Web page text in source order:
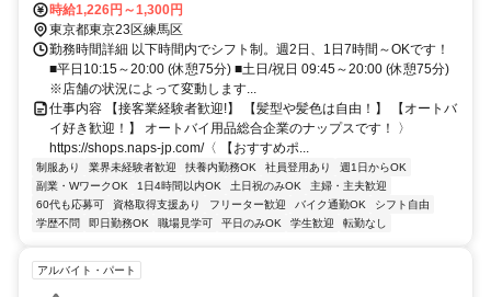
時給1,226円～1,300円
東京都東京23区練馬区
勤務時間詳細 以下時間内でシフト制。週2日、1日7時間～OKです！
■平日10:15～20:00 (休憩75分) ■土日/祝日 09:45～20:00 (休憩75分)
※店舗の状況によって変動します...
仕事内容 【接客業経験者歓迎!】 【髪型や髪色は自由！】 【オートバ
イ好き歓迎！】 オートバイ用品総合企業のナップスです！ 〉
https://shops.naps-jp.com/〈 【おすすめポ...
制服あり 業界未経験者歓迎 扶養内勤務OK 社員登用あり
週1日からOK
副業・WワークOK
1日4時間以内OK 土日祝のみOK
主婦・主夫歓迎
60代も応募可
資格取得支援あり フリーター歓迎 バイク通勤OK
シフト自由
学歴不問
即日勤務OK 職場見学可 平日のみOK 学生歓迎 転勤なし
アルバイト・パート